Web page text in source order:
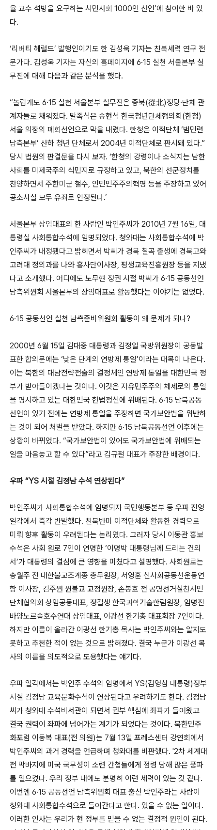
율 교수 석방을 요구하는 시민사회 1000인 선언’에 참여한 바 있
다.
‘리버티 헤럴드’ 발행인이기도 한 김성욱 기자는 친북세력 연구 전
문가다. 김성욱 기자는 자신의 홈페이지에 6·15 실천 서울본부 실
무진에 대해 다음과 같은 분석을 했다.
“놀랍게도 6·15 실천 서울본부 실무진은 종북(從北)정당·단체 관
계자들로 채워졌다. 발족식은 송현석 한국청년단체협의회(한청)
서울 의장의 폐회선언으로 막을 내렸다. 한청은 이적단체 ‘범민련
남측본부’ 산하 청년 단체로서 2004년 이적단체로 판시돼 있다.”
당시 법원의 판결문을 다시 보자. ‘한청의 강령이나 소식지는 남한
사회를 미제국주의 식민지로 규정하고 있고, 북한의 선군정치를
찬양하면서 주한미군 철수, 인민민주주의혁명 등을 주장하고 있어
공소사실 모두 유죄로 인정된다.’
서울본부 상임대표의 한 사람인 박인주씨가 2010년 7월 16일, 대
통령실 사회통합수석에 임명되었다. 청와대는 사회통합수석에 박
인주씨가 내정됐다고 밝히면서 박씨가 경북 칠곡 출생에 경북고와
고려대 정외과를 나와 흥사단이사장, 평생교육진흥원장 등을 지냈
다고 소개했다. 어디에도 노무현 정권 시절 박씨가 6·15 공동선언
남측위원회 서울본부의 상임대표로 활동했다는 이야기는 없었다.
6·15 공동선언 실천 남측준비위원회 활동이 왜 문제가 되나?
2000년 6월 15일 김대중 대통령과 김정일 국방위원장이 공동발
표한 합의문에는 ‘낮은 단계의 연방제 통일’이라는 대목이 나온다.
이는 북한의 대남전략전술의 결정체인 연방제 통일을 대한민국 정
부가 받아들이겠다는 것이다. 이것은 자유민주주의 체제로의 통일
을 명시하고 있는 대한민국 헌법정신에 위배된다. 6·15 남북공동
선언이 있기 전에는 연방제 통일을 주장하면 국가보안법을 위반하
는 것이 되어 처벌을 받았다. 하지만 6·15 남북공동선언 이후에는
상황이 바뀌었다. “국가보안법이 있어도 국가보안법에 위배되는
일을 마음놓고 할 수 있다”라고 김규철 대표가 주장한 배경이다.
우파 “YS 시절 김정남 수석 연상된다”
박인주씨가 사회통합수석에 임명되자 국민행동본부 등 우파 진영
일각에서 즉각 반발했다. 친북반미 이적단체와 활동한 경력으로
미뤄 향후 활동이 우려된다는 논리였다. 그러자 당시 이동관 홍보
수석은 사회 원로 7인이 연명한 ‘이명박 대통령님께 드리는 건의
서’가 대통령의 결심에 큰 영향을 미쳤다고 설명했다. 사회원로는
송월주 전 대한불교조계종 총무원장, 서영훈 신사회공동선운동연
합 이사장, 김주원 원불교 교정원장, 손봉호 전 공명선거실천시민
단체협의회 상임공동대표, 정길생 한국과학기술한림원장, 임명진
바양노르솜호수연대 상임대표, 이광선 한기총 대표회장 7인이다.
하지만 이름이 올라간 이광선 한기총 목사는 박인주씨와는 알지도
못하고 추천한 적이 없는 것으로 밝혀졌다. 결국 누군가 이광선 목
사의 이름을 의도적으로 도용했다는 얘기다.
우파 일각에서는 박인주 수석의 임명에서 YS(김영삼 대통령)정부
시절 김정남 교육문화수석이 연상된다고 우려하기도 한다. 김정남
씨가 청와대 수석비서관이 되면서 권부 핵심에 좌파가 들어왔고
결국 권력이 좌파에 넘어가는 계기가 되었다는 것이다. 북한민주
화포럼 이동복 대표(전 의원)는 7월 13일 프레스센터 강연회에서
박인주씨의 과거 경력을 언급하며 청와대를 비판했다. '2차 세계대
전 막바지에 미국 국무성이 소련 간첩들에게 점령 당해 많은 풍파
를 일으켰다. 우리 정부 내에도 분명히 이런 세력이 있는 것 같다.
이번엔 6·15 공동선언 남측위원회 대표 출신 박인주라는 사람이
청와대 사회통합수석으로 들어간다고 한다. 있을 수 없는 일이다.
이러한 인사는 우리가 현 정부를 믿을 수 없는 결정적 원인이 된다.